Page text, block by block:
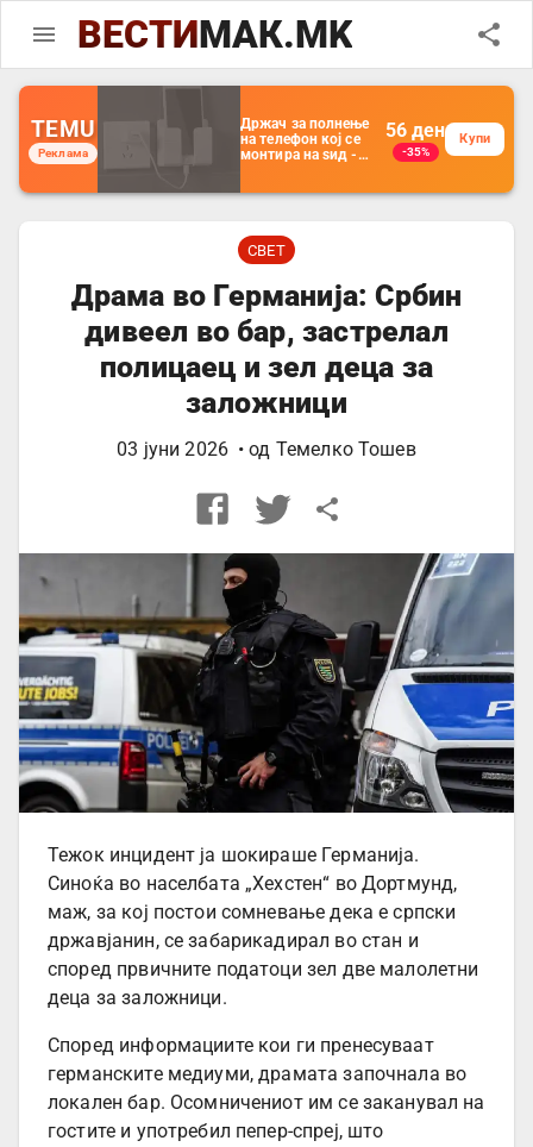
ВЕСТИМАК.MK
TEMU
Реклама
Држач за полнење
на телефон кој се
монтира на ѕид -
организатор за
далечински
управувач
56 ден
-35%
Купи
СВЕТ
Драма во Германија: Србин
дивеел во бар, застрелал
полицаец и зел деца за
заложници
03 јуни 2026 • од Темелко Тошев
Тежок инцидент ја шокираше Германија.
Синоќа во населбата „Хехстен“ во Дортмунд,
маж, за кој постои сомневање дека е српски
државјанин, се забарикадирал во стан и
според првичните податоци зел две малолетни
деца за заложници.
Според информациите кои ги пренесуваат
германските медиуми, драмата започнала во
локален бар. Осомничениот им се заканувал на
гостите и употребил пепер-спреј, што